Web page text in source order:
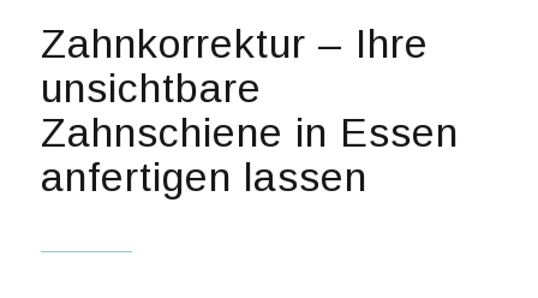
Zahnkorrektur – Ihre
unsichtbare
Zahnschiene in Essen
anfertigen lassen